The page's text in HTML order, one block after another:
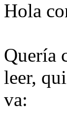
Hola
Quería
leer,
va: